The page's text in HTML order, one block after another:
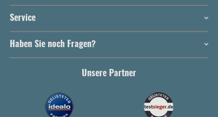
Service
Haben Sie noch Fragen?
Unsere Partner